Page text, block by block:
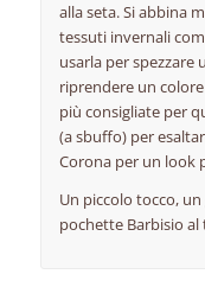
alla seta. Si abbina
tessuti invernali
usarla per
riprendere un
più consigliate per
(a sbuffo) per
Corona per un look
Un piccolo tocco,
pochette Barbisio